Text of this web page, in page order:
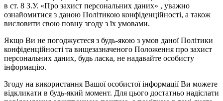
в ст. 8 З.У. «Про захист персональних даних» , уважно
ознайомитися з даною Політикою конфіденційності, а також
висловити свою повну згоду з їх умовами.
Якщо Ви не погоджуєтеся з будь-якою з умов даної Політики
конфіденційності та вищезазначеного Положення про захист
персональних даних, будь ласка, не надавайте особисту
інформацію.
Згоду на використання Вашої особистої інформації Ви можете
відкликати в будь-який момент. Для цього достатньо надіслати